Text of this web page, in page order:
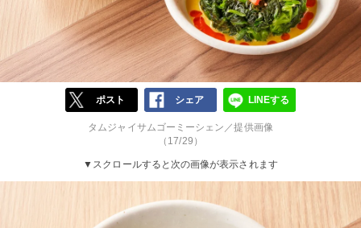
ポスト シェア LINEする
タムジャイサムゴーミーシェン／提供画像
（17/29）
▼スクロールすると次の画像が表示されます